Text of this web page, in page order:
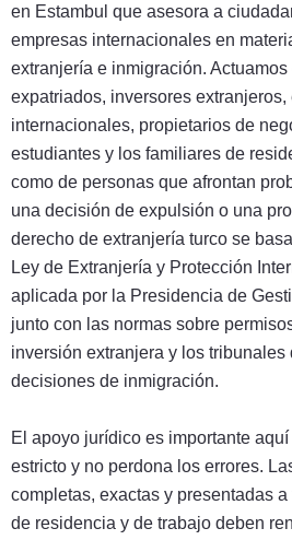
en Estambul que asesora a
empresas internacionales en
extranjería e inmigración.
expatriados, inversores extranjeros,
internacionales, propietarios de
estudiantes y los familiares de
como de personas que afrontan
una decisión de expulsión o una
derecho de extranjería turco se
Ley de Extranjería y Protección
aplicada por la Presidencia de
junto con las normas sobre
inversión extranjera y los tribunales
decisiones de inmigración.
El apoyo jurídico es importante
estricto y no perdona los errores.
completas, exactas y presentadas
de residencia y de trabajo deben